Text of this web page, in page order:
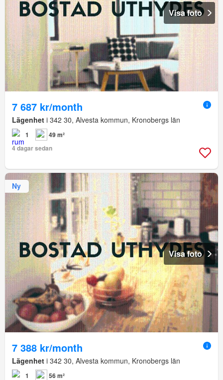
Visa foto
7 687 kr/month
Lägenhet i 342 30, Alvesta kommun, Kronobergs län
1
49 m²
4 dagar sedan
Ny
Visa foto
7 388 kr/month
Lägenhet i 342 30, Alvesta kommun, Kronobergs län
1 56 m²